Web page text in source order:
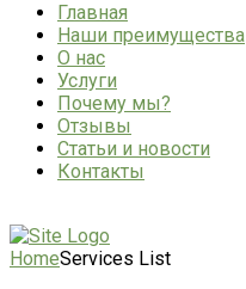
Главная
Наши преимущества
О нас
Услуги
Почему мы?
Отзывы
Статьи и новости
Контакты
HomeServices List